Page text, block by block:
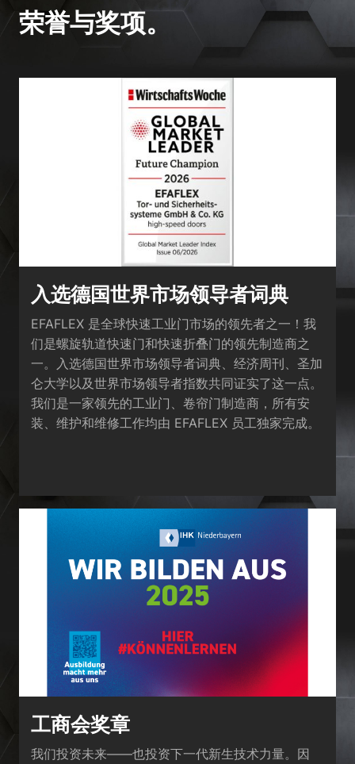
荣誉与奖项。
入选德国世界市场领导者词典
EFAFLEX 是全球快速工业门市场的领先者之一！我
们是螺旋轨道快速门和快速折叠门的领先制造商之
一。入选德国世界市场领导者词典、经济周刊、圣加
仑大学以及世界市场领导者指数共同证实了这一点。
我们是一家领先的工业门、卷帘门制造商，所有安
装、维护和维修工作均由 EFAFLEX 员工独家完成。
工商会奖章
我们投资未来——也投资下一代新生技术力量。因